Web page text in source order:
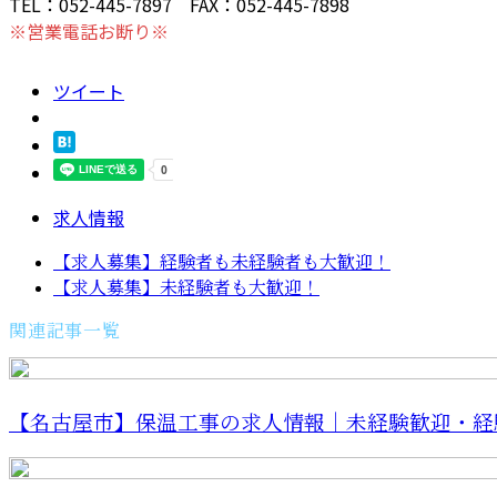
※営業電話お断り※
ツイート
求人情報
【求人募集】経験者も未経験者も大歓迎！
【求人募集】未経験者も大歓迎！
関連記事一覧
【名古屋市】保温工事の求人情報｜未経験歓迎・